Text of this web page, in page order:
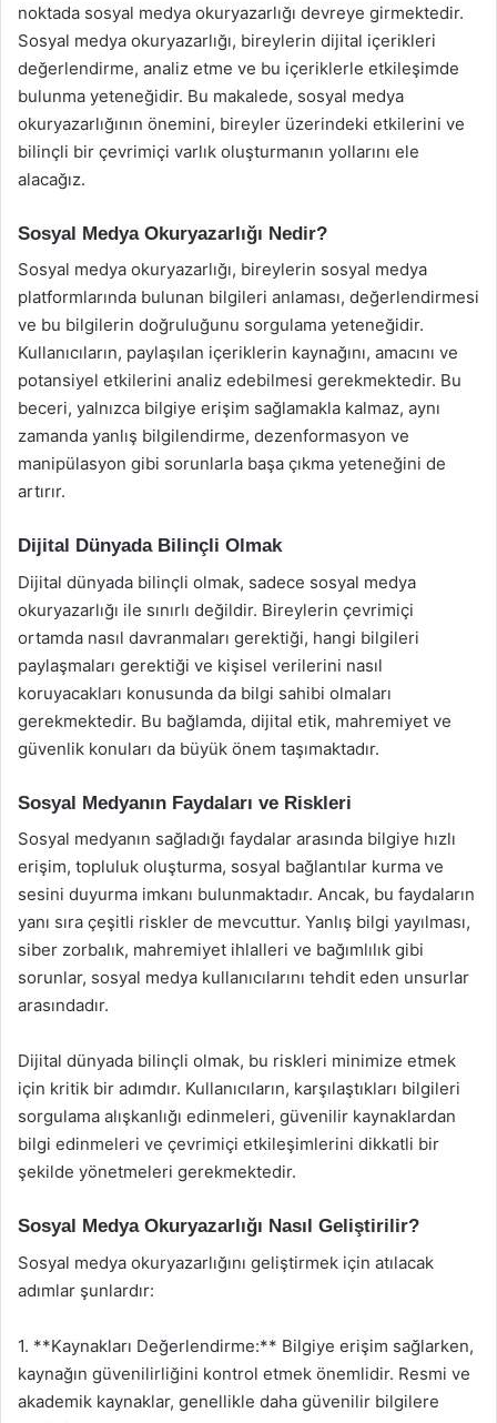
noktada sosyal medya okuryazarlığı devreye girmektedir.
Sosyal medya okuryazarlığı, bireylerin dijital içerikleri
değerlendirme, analiz etme ve bu içeriklerle etkileşimde
bulunma yeteneğidir. Bu makalede, sosyal medya
okuryazarlığının önemini, bireyler üzerindeki etkilerini ve
bilinçli bir çevrimiçi varlık oluşturmanın yollarını ele
alacağız.
Sosyal Medya Okuryazarlığı Nedir?
Sosyal medya okuryazarlığı, bireylerin sosyal medya
platformlarında bulunan bilgileri anlaması, değerlendirmesi
ve bu bilgilerin doğruluğunu sorgulama yeteneğidir.
Kullanıcıların, paylaşılan içeriklerin kaynağını, amacını ve
potansiyel etkilerini analiz edebilmesi gerekmektedir. Bu
beceri, yalnızca bilgiye erişim sağlamakla kalmaz, aynı
zamanda yanlış bilgilendirme, dezenformasyon ve
manipülasyon gibi sorunlarla başa çıkma yeteneğini de
artırır.
Dijital Dünyada Bilinçli Olmak
Dijital dünyada bilinçli olmak, sadece sosyal medya
okuryazarlığı ile sınırlı değildir. Bireylerin çevrimiçi
ortamda nasıl davranmaları gerektiği, hangi bilgileri
paylaşmaları gerektiği ve kişisel verilerini nasıl
koruyacakları konusunda da bilgi sahibi olmaları
gerekmektedir. Bu bağlamda, dijital etik, mahremiyet ve
güvenlik konuları da büyük önem taşımaktadır.
Sosyal Medyanın Faydaları ve Riskleri
Sosyal medyanın sağladığı faydalar arasında bilgiye hızlı
erişim, topluluk oluşturma, sosyal bağlantılar kurma ve
sesini duyurma imkanı bulunmaktadır. Ancak, bu faydaların
yanı sıra çeşitli riskler de mevcuttur. Yanlış bilgi yayılması,
siber zorbalık, mahremiyet ihlalleri ve bağımlılık gibi
sorunlar, sosyal medya kullanıcılarını tehdit eden unsurlar
arasındadır.
Dijital dünyada bilinçli olmak, bu riskleri minimize etmek
için kritik bir adımdır. Kullanıcıların, karşılaştıkları bilgileri
sorgulama alışkanlığı edinmeleri, güvenilir kaynaklardan
bilgi edinmeleri ve çevrimiçi etkileşimlerini dikkatli bir
şekilde yönetmeleri gerekmektedir.
Sosyal Medya Okuryazarlığı Nasıl Geliştirilir?
Sosyal medya okuryazarlığını geliştirmek için atılacak
adımlar şunlardır:
1. **Kaynakları Değerlendirme:** Bilgiye erişim sağlarken,
kaynağın güvenilirliğini kontrol etmek önemlidir. Resmi ve
akademik kaynaklar, genellikle daha güvenilir bilgilere